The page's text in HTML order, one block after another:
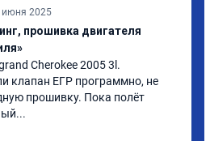
июня 2025
прошивка двигателя
Cherokee 2005 3l.
клапан ЕГР программно, не
прошивку. Пока полëт